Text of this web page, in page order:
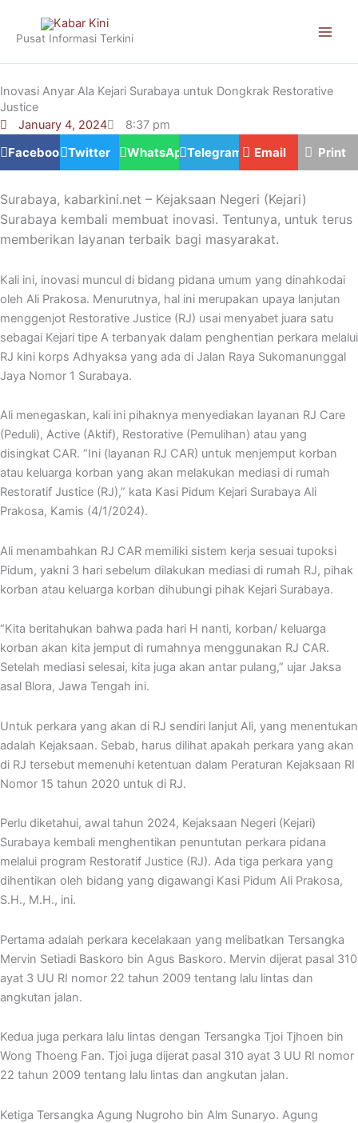
content
Pusat Informasi Terkini
Inovasi Anyar Ala Kejari Surabaya untuk Dongkrak Restorative
Justice
January 4, 2024
8:37 pm
FacebookTwitter WhatsAppTelegram Email Print
Surabaya, kabarkini.net – Kejaksaan Negeri (Kejari)
Surabaya kembali membuat inovasi. Tentunya, untuk terus
memberikan layanan terbaik bagi masyarakat.
Kali ini, inovasi muncul di bidang pidana umum yang dinahkodai
oleh Ali Prakosa. Menurutnya, hal ini merupakan upaya lanjutan
menggenjot Restorative Justice (RJ) usai menyabet juara satu
sebagai Kejari tipe A terbanyak dalam penghentian perkara melalui
RJ kini korps Adhyaksa yang ada di Jalan Raya Sukomanunggal
Jaya Nomor 1 Surabaya.
Ali menegaskan, kali ini pihaknya menyediakan layanan RJ Care
(Peduli), Active (Aktif), Restorative (Pemulihan) atau yang
disingkat CAR. “Ini (layanan RJ CAR) untuk menjemput korban
atau keluarga korban yang akan melakukan mediasi di rumah
Restoratif Justice (RJ),” kata Kasi Pidum Kejari Surabaya Ali
Prakosa, Kamis (4/1/2024).
Ali menambahkan RJ CAR memiliki sistem kerja sesuai tupoksi
Pidum, yakni 3 hari sebelum dilakukan mediasi di rumah RJ, pihak
korban atau keluarga korban dihubungi pihak Kejari Surabaya.
“Kita beritahukan bahwa pada hari H nanti, korban/ keluarga
korban akan kita jemput di rumahnya menggunakan RJ CAR.
Setelah mediasi selesai, kita juga akan antar pulang,” ujar Jaksa
asal Blora, Jawa Tengah ini.
Untuk perkara yang akan di RJ sendiri lanjut Ali, yang menentukan
adalah Kejaksaan. Sebab, harus dilihat apakah perkara yang akan
di RJ tersebut memenuhi ketentuan dalam Peraturan Kejaksaan RI
Nomor 15 tahun 2020 untuk di RJ.
Perlu diketahui, awal tahun 2024, Kejaksaan Negeri (Kejari)
Surabaya kembali menghentikan penuntutan perkara pidana
melalui program Restoratif Justice (RJ). Ada tiga perkara yang
dihentikan oleh bidang yang digawangi Kasi Pidum Ali Prakosa,
S.H., M.H., ini.
Pertama adalah perkara kecelakaan yang melibatkan Tersangka
Mervin Setiadi Baskoro bin Agus Baskoro. Mervin dijerat pasal 310
ayat 3 UU RI nomor 22 tahun 2009 tentang lalu lintas dan
angkutan jalan.
Kedua juga perkara lalu lintas dengan Tersangka Tjoi Tjhoen bin
Wong Thoeng Fan. Tjoi juga dijerat pasal 310 ayat 3 UU RI nomor
22 tahun 2009 tentang lalu lintas dan angkutan jalan.
Ketiga Tersangka Agung Nugroho bin Alm Sunaryo. Agung